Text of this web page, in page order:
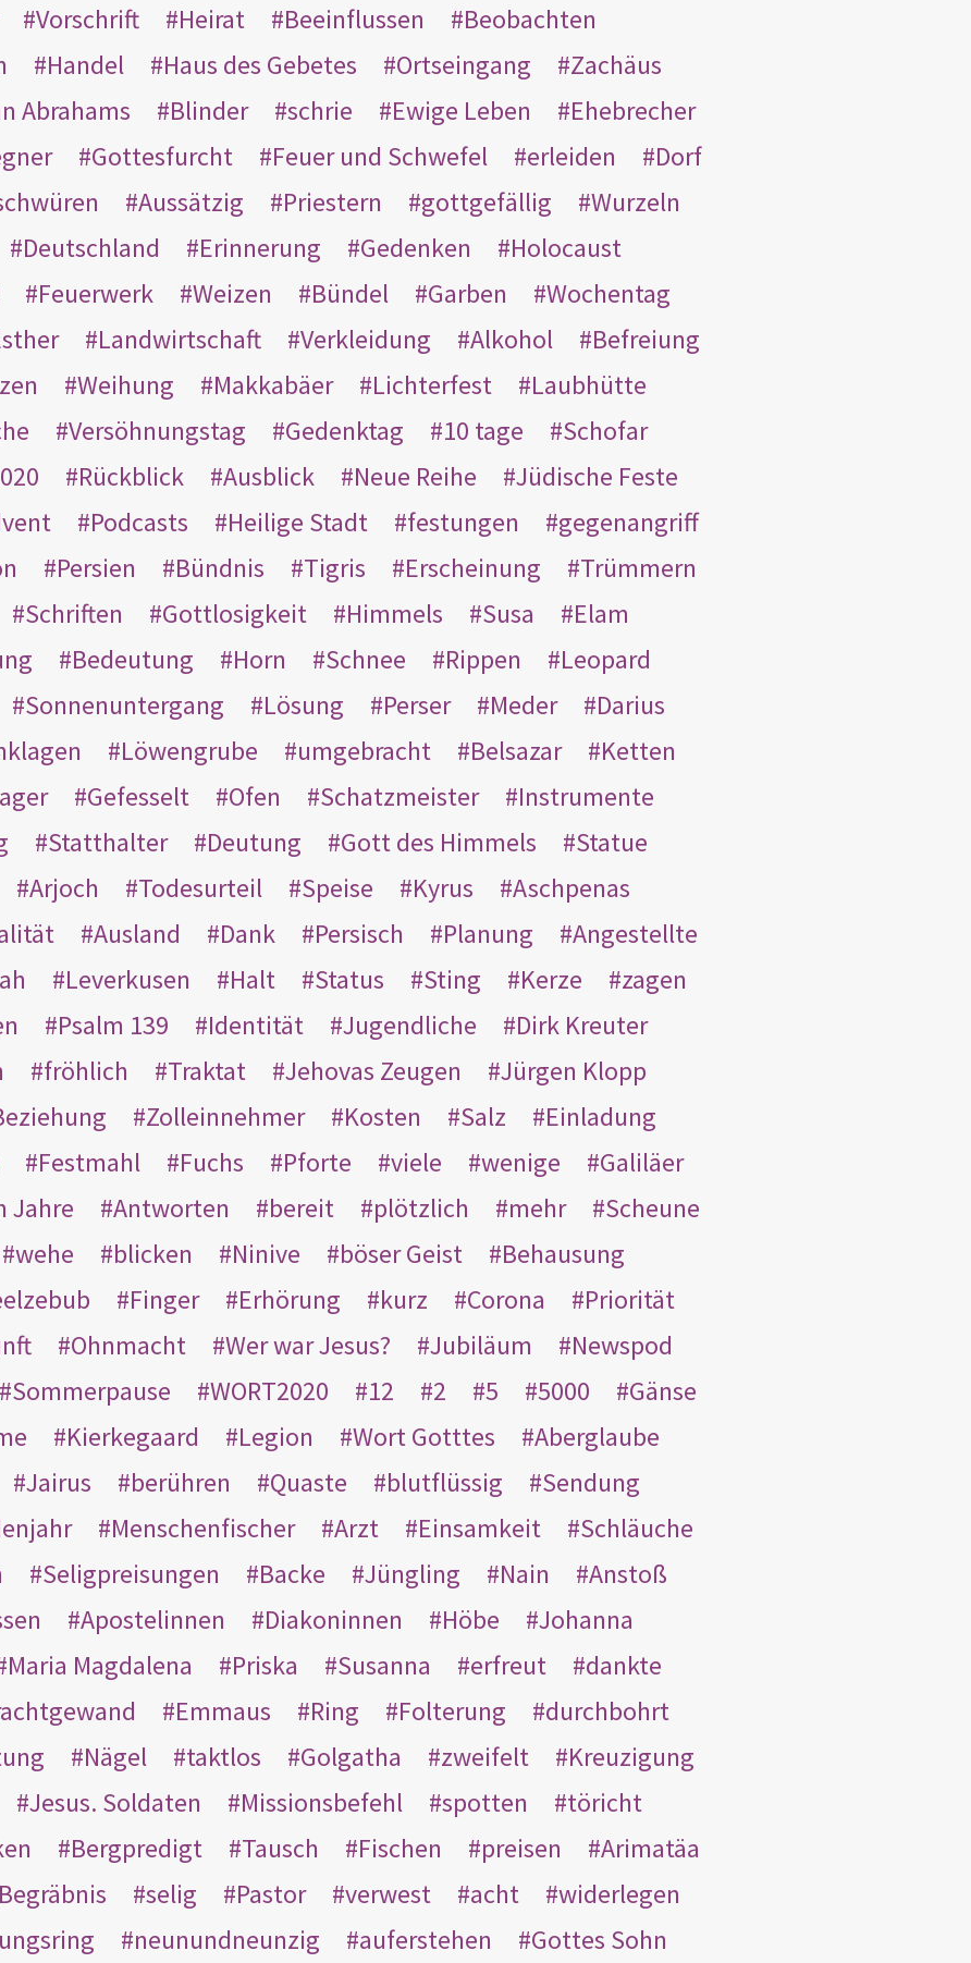
Vorschrift Heirat Beeinflussen
Beobachten
Handel Haus des Gebetes Ortseingang
Zachäus
Abrahams Blinder schrie Ewige Leben
Ehebrecher
Gottesfurcht Feuer und Schwefel erleiden
Dorf
Aussätzig Priestern gottgefällig
Wurzeln
Deutschland Erinnerung Gedenken
Holocaust
Feuerwerk Weizen Bündel Garben
Wochentag
Landwirtschaft Verkleidung Alkohol
Befreiung
Weihung Makkabäer Lichterfest
Laubhütte
Versöhnungstag Gedenktag 10 tage
Schofar
Rückblick Ausblick Neue Reihe
Jüdische Feste
Podcasts Heilige Stadt festungen
gegenangriff
Persien Bündnis Tigris Erscheinung
Trümmern
Schriften Gottlosigkeit Himmels Susa
Elam
Bedeutung Horn Schnee Rippen
Leopard
Sonnenuntergang Lösung Perser Meder
Darius
Löwengrube umgebracht Belsazar
Ketten
Gefesselt Ofen Schatzmeister
Instrumente
Statthalter Deutung Gott des Himmels
Statue
Arjoch Todesurteil Speise Kyrus
Aschpenas
Ausland Dank Persisch Planung
Angestellte
Leverkusen Halt Status Sting Kerze
zagen
Psalm 139 Identität Jugendliche
Dirk Kreuter
fröhlich Traktat Jehovas Zeugen
Jürgen Klopp
Zolleinnehmer Kosten Salz
Einladung
Festmahl Fuchs Pforte viele wenige
Galiläer
Jahre Antworten bereit plötzlich mehr
Scheune
wehe blicken Ninive böser Geist
Behausung
Finger Erhörung kurz Corona
Priorität
Ohnmacht Wer war Jesus? Jubiläum
Newspod
Sommerpause WORT2020 12 2 5 5000
Gänse
Kierkegaard Legion Wort Gotttes
Aberglaube
Jairus berühren Quaste blutflüssig
Sendung
Menschenfischer Arzt Einsamkeit
Schläuche
Seligpreisungen Backe Jüngling Nain
Anstoß
Apostelinnen Diakoninnen Höbe
Johanna
Maria Magdalena Priska Susanna erfreut
dankte
Emmaus Ring Folterung
durchbohrt
Nägel taktlos Golgatha zweifelt
Kreuzigung
Jesus. Soldaten Missionsbefehl spotten
töricht
Bergpredigt Tausch Fischen preisen
Arimatäa
Begräbnis selig Pastor verwest acht
widerlegen
neunundneunzig auferstehen Gottes Sohn